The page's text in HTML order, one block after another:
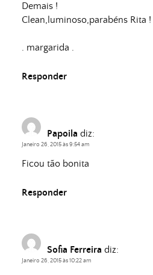
Demais !
Clean,luminoso,parabéns Rita !
. margarida .
Responder
Papoila diz:
Janeiro 26, 2015 às 9:54 am
Ficou tão bonita
Responder
Sofia Ferreira diz:
Janeiro 26, 2015 às 10:22 am